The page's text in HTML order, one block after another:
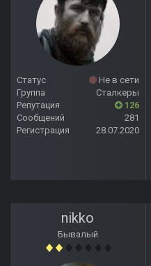
Статус
Не в сети
Группа
Сталкеры
Репутация
126
Сообщений
281
Регистрация
28.07.2020
nikko
Бывалый